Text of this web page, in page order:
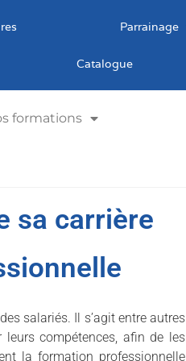
Parrainage
Catalogue
formations
sa carrière
salariés. Il s’agit entre autres
compétences, afin de les
la formation professionnelle